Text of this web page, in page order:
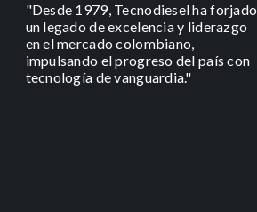
"Desde 1979, Tecnodiesel ha forjado
un legado de excelencia y liderazgo
en el mercado colombiano,
impulsando el progreso del país con
tecnología de vanguardia."